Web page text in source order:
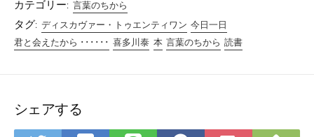
カテゴリー: 言葉のちから
タグ: ディスカヴァー・トゥエンティワン 今日一日
君と会えたから ･･････ 喜多川泰 本 言葉のちから 読書
シェアする